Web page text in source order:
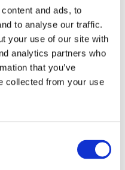
and ads, to
to analyse our traffic.
your use of our site with
analytics partners who
that you’ve
collected from your use